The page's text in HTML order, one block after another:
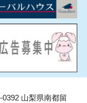
山梨県南都留